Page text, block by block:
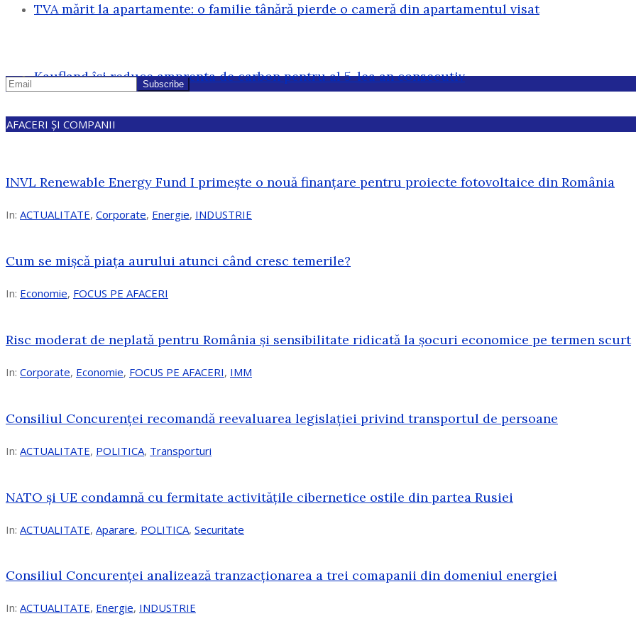
TVA mărit la apartamente: o familie tânără pierde o cameră din apartamentul visat
Kaufland își reduce amprenta de carbon pentru al 5-lea an consecutiv
AFACERI ȘI COMPANII
INVL Renewable Energy Fund I primește o nouă finanțare pentru proiecte fotovoltaice din România
In: ACTUALITATE, Corporate, Energie, INDUSTRIE
Cum se mișcă piața aurului atunci când cresc temerile?
In: Economie, FOCUS PE AFACERI
Risc moderat de neplată pentru România și sensibilitate ridicată la șocuri economice pe termen scurt
In: Corporate, Economie, FOCUS PE AFACERI, IMM
Consiliul Concurenței recomandă reevaluarea legislației privind transportul de persoane
In: ACTUALITATE, POLITICA, Transporturi
NATO și UE condamnă cu fermitate activitățile cibernetice ostile din partea Rusiei
In: ACTUALITATE, Aparare, POLITICA, Securitate
Consiliul Concurenţei analizează tranzacționarea a trei comapanii din domeniul energiei
In: ACTUALITATE, Energie, INDUSTRIE